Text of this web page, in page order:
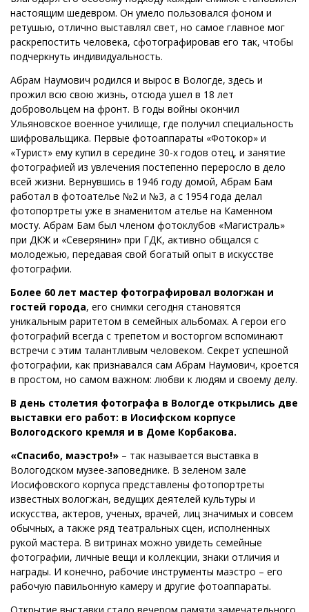
настоящим шедевром. Он умело пользовался фоном и
ретушью, отлично выставлял свет, но самое главное мог
раскрепостить человека, сфотографировав его так, чтобы
подчеркнуть индивидуальность.
Абрам Наумович родился и вырос в Вологде, здесь и
прожил всю свою жизнь, отсюда ушел в 18 лет
добровольцем на фронт. В годы войны окончил
Ульяновское военное училище, где получил специальность
шифровальщика. Первые фотоаппараты «Фотокор» и
«Турист» ему купил в середине 30-х годов отец, и занятие
фотографией из увлечения постепенно переросло в дело
всей жизни. Вернувшись в 1946 году домой, Абрам Бам
работал в фотоателье №2 и №3, а с 1954 года делал
фотопортреты уже в знаменитом ателье на Каменном
мосту. Абрам Бам был членом фотоклубов «Магистраль»
при ДКЖ и «Северянин» при ГДК, активно общался с
молодежью, передавая свой богатый опыт в искусстве
фотографии.
Более 60 лет мастер фотографировал вологжан и
гостей города, его снимки сегодня становятся
уникальным раритетом в семейных альбомах. А герои его
фотографий всегда с трепетом и восторгом вспоминают
встречи с этим талантливым человеком. Секрет успешной
фотографии, как признавался сам Абрам Наумович, кроется
в простом, но самом важном: любви к людям и своему делу.
В день столетия фотографа в Вологде открылись две
выставки его работ: в Иосифском корпусе
Вологодского кремля и в Доме Корбакова.
«Спасибо, маэстро!» – так называется выставка в
Вологодском музее-заповеднике. В зеленом зале
Иосифовского корпуса представлены фотопортреты
известных вологжан, ведущих деятелей культуры и
искусства, актеров, ученых, врачей, лиц значимых и совсем
обычных, а также ряд театральных сцен, исполненных
рукой мастера. В витринах можно увидеть семейные
фотографии, личные вещи и коллекции, знаки отличия и
награды. И конечно, рабочие инструменты маэстро – его
рабочую павильонную камеру и другие фотоаппараты.